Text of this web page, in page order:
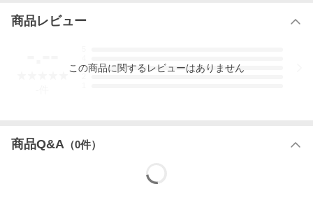
商品レビュー
3
この商品に関するレビューはありません
商品Q&A （0件）